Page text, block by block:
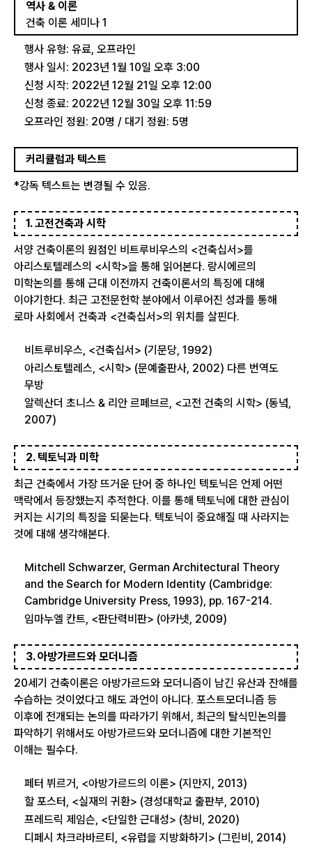
역사 & 이론
건축 이론 세미나 1
행사 유형: 유료, 오프라인
행사 일시: 2023년 1월 10일 오후 3:00
신청 시작: 2022년 12월 21일 오후 12:00
신청 종료: 2022년 12월 30일 오후 11:59
오프라인 정원: 20명 / 대기 정원: 5명
커리큘럼과 텍스트
*강독 텍스트는 변경될 수 있음.
1. 고전건축과 시학
서양 건축이론의 원점인 비트루비우스의 <건축십서>를
아리스토텔레스의 <시학>을 통해 읽어본다. 랑시에르의
미학논의를 통해 근대 이전까지 건축이론서의 특징에 대해
이야기한다. 최근 고전문헌학 분야에서 이루어진 성과를 통해
로마 사회에서 건축과 <건축십서>의 위치를 살핀다.
비트루비우스, <건축십서> (기문당, 1992)
아리스토텔레스, <시학> (문예출판사, 2002) 다른 번역도
무방
알렉산더 초니스 & 리안 르페브르, <고전 건축의 시학> (동녘,
2007)
2. 텍토닉과 미학
최근 건축에서 가장 뜨거운 단어 중 하나인 텍토닉은 언제 어떤
맥락에서 등장했는지 추적한다. 이를 통해 텍토닉에 대한 관심이
커지는 시기의 특징을 되묻는다. 텍토닉이 중요해질 때 사라지는
것에 대해 생각해본다.
Mitchell Schwarzer, German Architectural Theory
and the Search for Modern Identity (Cambridge:
Cambridge University Press, 1993), pp. 167-214.
임마누엘 칸트, <판단력비판> (아카넷, 2009)
3. 아방가르드와 모더니즘
20세기 건축이론은 아방가르드와 모더니즘이 남긴 유산과 잔해를
수습하는 것이었다고 해도 과언이 아니다. 포스트모더니즘 등
이후에 전개되는 논의를 따라가기 위해서, 최근의 탈식민논의를
파악하기 위해서도 아방가르드와 모더니즘에 대한 기본적인
이해는 필수다.
페터 뷔르거, <아방가르드의 이론> (지만지, 2013)
할 포스터, <실재의 귀환> (경성대학교 출판부, 2010)
프레드릭 제임슨, <단일한 근대성> (창비, 2020)
디페시 차크라바르티, <유럽을 지방화하기> (그린비, 2014)